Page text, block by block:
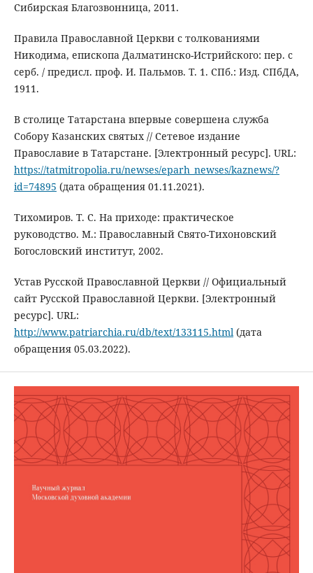
Сибирская Благозвонница, 2011.
Правила Православной Церкви с толкованиями
Никодима, епископа Далматинско-Истрийского: пер. с
серб. / предисл. проф. И. Пальмов. Т. 1. СПб.: Изд. СПбДА,
1911.
В столице Татарстана впервые совершена служба
Собору Казанских святых // Сетевое издание
Православие в Татарстане. [Электронный ресурс]. URL:
https://tatmitropolia.ru/newses/eparh_newses/kaznews/?
id=74895 (дата обращения 01.11.2021).
Тихомиров. Т. С. На приходе: практическое
руководство. М.: Православный Свято-Тихоновский
Богословский институт, 2002.
Устав Русской Православной Церкви // Официальный
сайт Русской Православной Церкви. [Электронный
ресурс]. URL:
http://www.patriarchia.ru/db/text/133115.html(дата
обращения 05.03.2022).